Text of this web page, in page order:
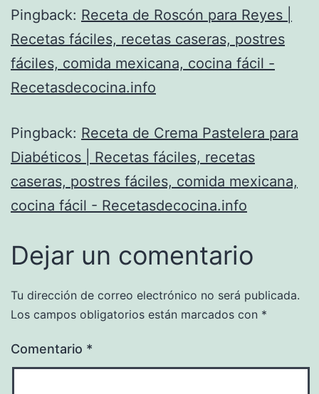
Pingback: Receta de Roscón para Reyes |
Recetas fáciles, recetas caseras, postres
fáciles, comida mexicana, cocina fácil -
Recetasdecocina.info
Pingback: Receta de Crema Pastelera para
Diabéticos | Recetas fáciles, recetas
caseras, postres fáciles, comida mexicana,
cocina fácil - Recetasdecocina.info
Dejar un comentario
Tu dirección de correo electrónico no será publicada.
Los campos obligatorios están marcados con *
Comentario *